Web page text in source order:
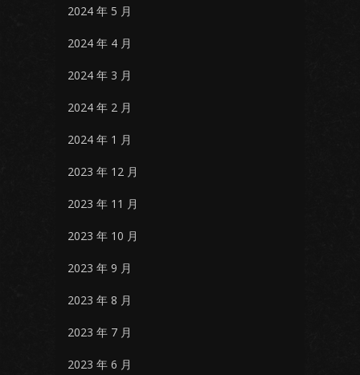
2024 年 5 月
2024 年 4 月
2024 年 3 月
2024 年 2 月
2024 年 1 月
2023 年 12 月
2023 年 11 月
2023 年 10 月
2023 年 9 月
2023 年 8 月
2023 年 7 月
2023 年 6 月